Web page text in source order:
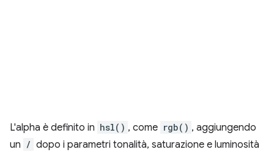
L'alpha è definito in hsl() , come rgb() , aggiungendo
un / dopo i parametri tonalità, saturazione e luminosità